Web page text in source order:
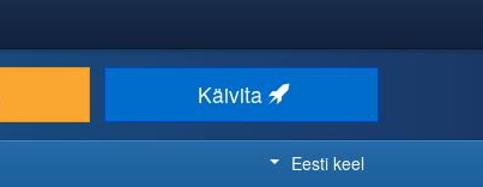
Käivita
Eesti keel